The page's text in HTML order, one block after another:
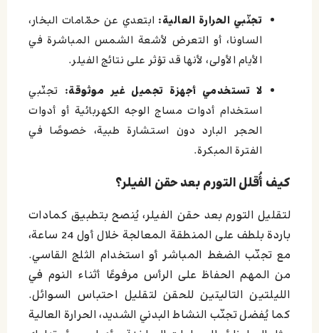
تجنّبي الحرارة العالية: ابتعدي عن حمّامات البخار،
الساونا، أو التعرض لأشعة الشمس المباشرة في
الأيام الأولى، لأنها قد تؤثر على نتائج الفيلر.
لا تستخدمي أجهزة تجميل غير موثوقة: تجنّبي
استخدام أدوات مساج الوجه الكهربائية أو أدوات
الحجر البارد دون استشارة طبية، خصوصًا في
الفترة المبكرة.
كيف أُقلل التورم بعد حقن الفيلر؟
لتقليل التورم بعد حقن الفيلر، يُنصح بتطبيق كمادات
باردة بلطف على المنطقة المعالجة خلال أول 24 ساعة،
مع تجنّب الضغط المباشر أو استخدام الثلج القاسي.
من المهم الحفاظ على الرأس مرفوعًا أثناء النوم في
الليلتين التاليتين للحقن لتقليل احتباس السوائل.
كما يُفضل تجنّب النشاط البدني الشديد، الحرارة العالية